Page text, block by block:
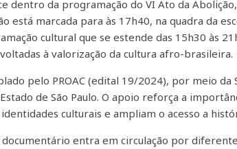
dentro da programação do VI Ato da
está marcada para às 17h40, na quadra da
cultural que se estende das 15h30 às
à valorização da cultura afro-brasileira.
pelo PROAC (edital 19/2024), por meio da
de São Paulo. O apoio reforça a
culturais e ampliam o acesso a
entra em circulação por